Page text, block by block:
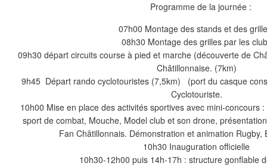
Programme de la journée :
07h00 Montage des stands et des
08h30 Montage des grilles par les
09h30 départ circuits course à pied et marche (découverte de
Châtillonnaise. (7km)
9h45 Départ rando cyclotouristes (7,5km) (port du casque
Cyclotouriste.
10h00 Mise en place des activités sportives avec mini-concours
sport de combat, Mouche, Model club et son drone,
Fan Châtillonnais. Démonstration et animation
10h30 Inauguration officielle
10h30-12h00 puis 14h-17h : structure gonflable